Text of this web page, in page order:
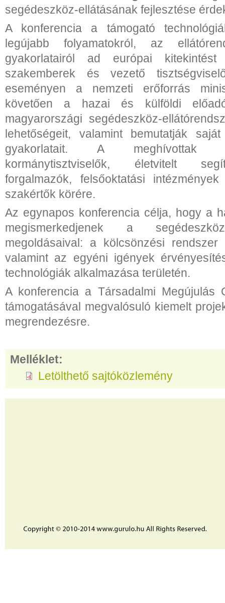
segédeszköz-ellátásának fejlesztése
A konferencia a támogató
legújabb folyamatokról, az
gyakorlatairól ad európai
szakemberek és vezető
eseményen a nemzeti erőforrás
követően a hazai és külföldi
magyarországi segédeszköz-
lehetőségeit, valamint bemutatják
gyakorlatait. A meghívottak
kormánytisztviselők, életvitelt
forgalmazók, felsőoktatási
szakértők körére.
Az egynapos konferencia célja, hogy a
megismerkedjenek a
megoldásaival: a kölcsönzési rendszer
valamint az egyéni igények
technológiák alkalmazása területén.
A konferencia a Társadalmi Megújulás
támogatásával megvalósuló kiemelt
megrendezésre.
Melléklet:
Letölthető sajtóközlemény